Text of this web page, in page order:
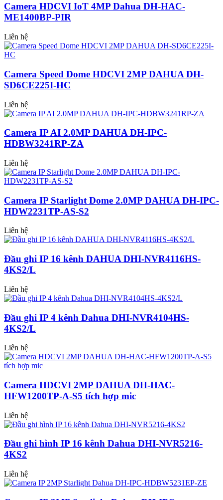
Camera HDCVI IoT 4MP Dahua DH-HAC-
ME1400BP-PIR
Liên hệ
Camera Speed Dome HDCVI 2MP DAHUA DH-
SD6CE225I-HC
Liên hệ
Camera IP AI 2.0MP DAHUA DH-IPC-
HDBW3241RP-ZA
Liên hệ
Camera IP Starlight Dome 2.0MP DAHUA DH-IPC-
HDW2231TP-AS-S2
Liên hệ
Đầu ghi IP 16 kênh DAHUA DHI-NVR4116HS-
4KS2/L
Liên hệ
Đầu ghi IP 4 kênh Dahua DHI-NVR4104HS-
4KS2/L
Liên hệ
Camera HDCVI 2MP DAHUA DH-HAC-
HFW1200TP-A-S5 tích hợp mic
Liên hệ
Đầu ghi hình IP 16 kênh Dahua DHI-NVR5216-
4KS2
Liên hệ